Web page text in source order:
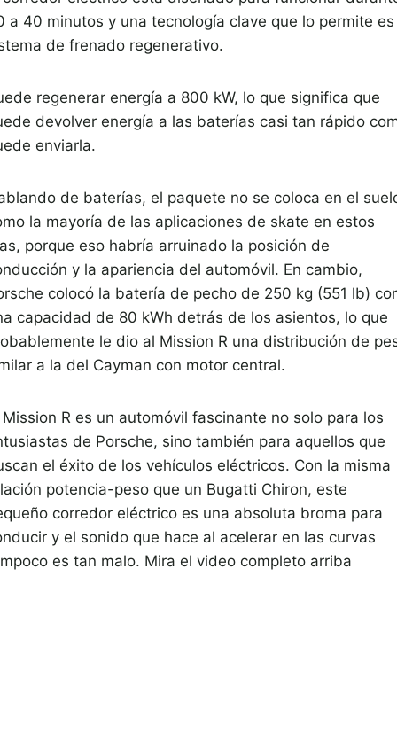
a 40 minutos y una tecnología clave que lo permite
de frenado regenerativo.
regenerar energía a 800 kW, lo que significa que
devolver energía a las baterías casi tan rápido
enviarla.
de baterías, el paquete no se coloca en el
la mayoría de las aplicaciones de skate en estos
porque eso habría arruinado la posición de
y la apariencia del automóvil. En cambio,
colocó la batería de pecho de 250 kg (551 lb)
capacidad de 80 kWh detrás de los asientos, lo que
le dio al Mission R una distribución de
a la del Cayman con motor central.
Mission R es un automóvil fascinante no solo para los
de Porsche, sino también para aquellos que
el éxito de los vehículos eléctricos. Con la misma
potencia-peso que un Bugatti Chiron, este
corredor eléctrico es una absoluta broma para
y el sonido que hace al acelerar en las curvas
es tan malo. Mira el video completo arriba